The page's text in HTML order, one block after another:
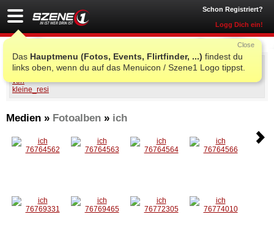
Schon Registriert?
Logg Dich ein!
Das Hauptmenu (Fotos, Events, Flirtfinder, ...) findest du
links oben, wenn du auf das Menuicon / Szene1 Logo tippst.
Close
kleine_resi
Medien » Fotoalben » ich